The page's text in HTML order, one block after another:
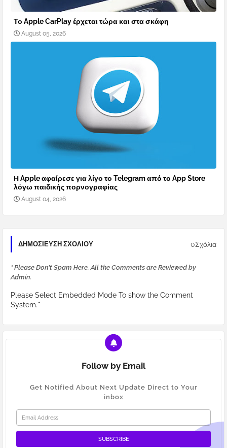
Το Apple CarPlay έρχεται τώρα και στα σκάφη
August 05, 2026
Η Apple αφαίρεσε για λίγο το Telegram από το App Store
λόγω παιδικής πορνογραφίας
August 04, 2026
ΔΗΜΟΣΊΕΥΣΗ ΣΧΟΛΊΟΥ 0Σχόλια
* Please Don't Spam Here. All the Comments are Reviewed by
Admin.
Please Select Embedded Mode To show the Comment
System.*
Follow by Email
Get Notified About Next Update Direct to Your
inbox